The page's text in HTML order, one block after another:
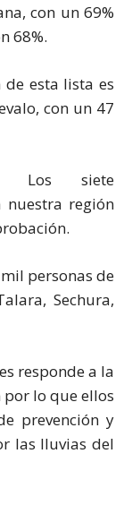
con un 69%
68%.
esta lista es
con un 47
Los siete
nuestra región
personas de
Sechura,
responde a la
lo que ellos
prevención y
las lluvias del